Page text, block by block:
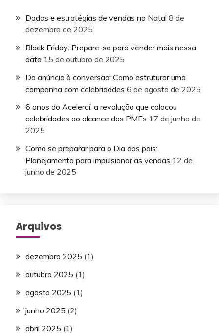
Dados e estratégias de vendas no Natal 8 de
dezembro de 2025
Black Friday: Prepare-se para vender mais nessa
data 15 de outubro de 2025
Do anúncio à conversão: Como estruturar uma
campanha com celebridades 6 de agosto de 2025
6 anos do Aceleraí: a revolução que colocou
celebridades ao alcance das PMEs 17 de junho de
2025
Como se preparar para o Dia dos pais:
Planejamento para impulsionar as vendas 12 de
junho de 2025
Arquivos
dezembro 2025 (1)
outubro 2025 (1)
agosto 2025 (1)
junho 2025 (2)
abril 2025 (1)